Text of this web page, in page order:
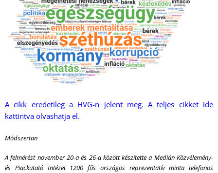
A cikk eredetileg a HVG-n jelent meg. A teljes cikket ide
kattintva olvashatja el.
Módszertan
A felmérést november 20-a és 26-a között készítette a Medián Közvélemény-
és Piackutató Intézet 1200 fős országos reprezentatív minta telefonos